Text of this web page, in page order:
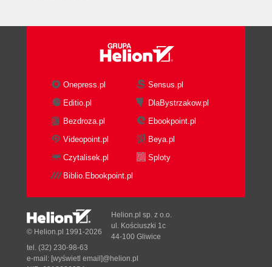
Onepress.pl
Sensus.pl
Editio.pl
DlaBystrzakow.pl
Bezdroza.pl
Ebookpoint.pl
Videopoint.pl
Beya.pl
Czytalisek.pl
Sploty
Biblio.Ebookpoint.pl
© Helion.pl 1991-2026
Helion.pl sp. z o.o.
ul. Kościuszki 1c
44-100 Gliwice
tel. (32) 230-98-63
e-mail: [wyświetl email]@helion.pl